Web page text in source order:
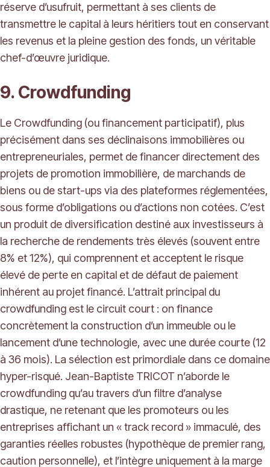
réserve d’usufruit, permettant à ses clients de
transmettre le capital à leurs héritiers tout en conservant
les revenus et la pleine gestion des fonds, un véritable
chef-d’œuvre juridique.
9. Crowdfunding
Le Crowdfunding (ou financement participatif), plus
précisément dans ses déclinaisons immobilières ou
entrepreneuriales, permet de financer directement des
projets de promotion immobilière, de marchands de
biens ou de start-ups via des plateformes réglementées,
sous forme d’obligations ou d’actions non cotées. C’est
un produit de diversification destiné aux investisseurs à
la recherche de rendements très élevés (souvent entre
8% et 12%), qui comprennent et acceptent le risque
élevé de perte en capital et de défaut de paiement
inhérent au projet financé. L’attrait principal du
crowdfunding est le circuit court : on finance
concrètement la construction d’un immeuble ou le
lancement d’une technologie, avec une durée courte (12
à 36 mois). La sélection est primordiale dans ce domaine
hyper-risqué. Jean-Baptiste TRICOT n’aborde le
crowdfunding qu’au travers d’un filtre d’analyse
drastique, ne retenant que les promoteurs ou les
entreprises affichant un « track record » immaculé, des
garanties réelles robustes (hypothèque de premier rang,
caution personnelle), et l’intègre uniquement à la marge